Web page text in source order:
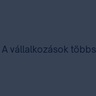
A vállalkozások